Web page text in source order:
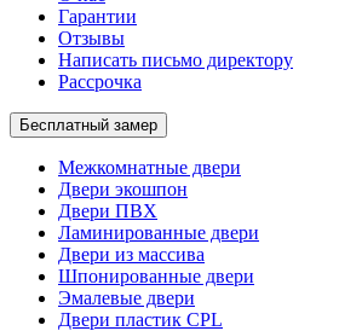
Гарантии
Отзывы
Написать письмо директору
Рассрочка
Бесплатный замер
Межкомнатные двери
Двери экошпон
Двери ПВХ
Ламинированные двери
Двери из массива
Шпонированные двери
Эмалевые двери
Двери пластик CPL